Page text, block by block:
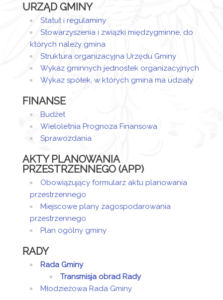
został
utworzony.
Dodane
załączniki
Uchwała
10
marzec
- Wieczorek
URZĄD GMINY
Statut i regulaminy
Stowarzyszenia i związki międzygminne, do
których należy gmina
Struktura organizacyjna Urzędu Gminy
Wykaz gminnych jednostek organizacyjnych
Wykaz spółek, w których gmina ma udziały
FINANSE
Budżet
Wieloletnia Prognoza Finansowa
Sprawozdania
AKTY PLANOWANIA
PRZESTRZENNEGO (APP)
Obowiązujący formularz aktu planowania
przestrzennego
Miejscowe plany zagospodarowania
przestrzennego
Plan ogólny gminy
RADY
Rada Gminy
Transmisja obrad Rady
Młodzieżowa Rada Gminy